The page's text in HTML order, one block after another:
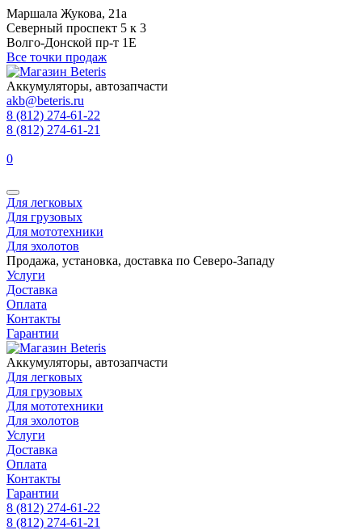
Маршала Жукова, 21а
Северный проспект 5 к 3
Волго-Донской пр-т 1Е
Все точки продаж
Аккумуляторы, автозапчасти
akb@beteris.ru
8 (812) 274-61-22
8 (812) 274-61-21
0
Для легковых
Для грузовых
Для мототехники
Для эхолотов
Продажа, установка, доставка по Северо-Западу
Услуги
Доставка
Оплата
Контакты
Гарантии
Аккумуляторы, автозапчасти
Для легковых
Для грузовых
Для мототехники
Для эхолотов
Услуги
Доставка
Оплата
Контакты
Гарантии
8 (812) 274-61-22
8 (812) 274-61-21